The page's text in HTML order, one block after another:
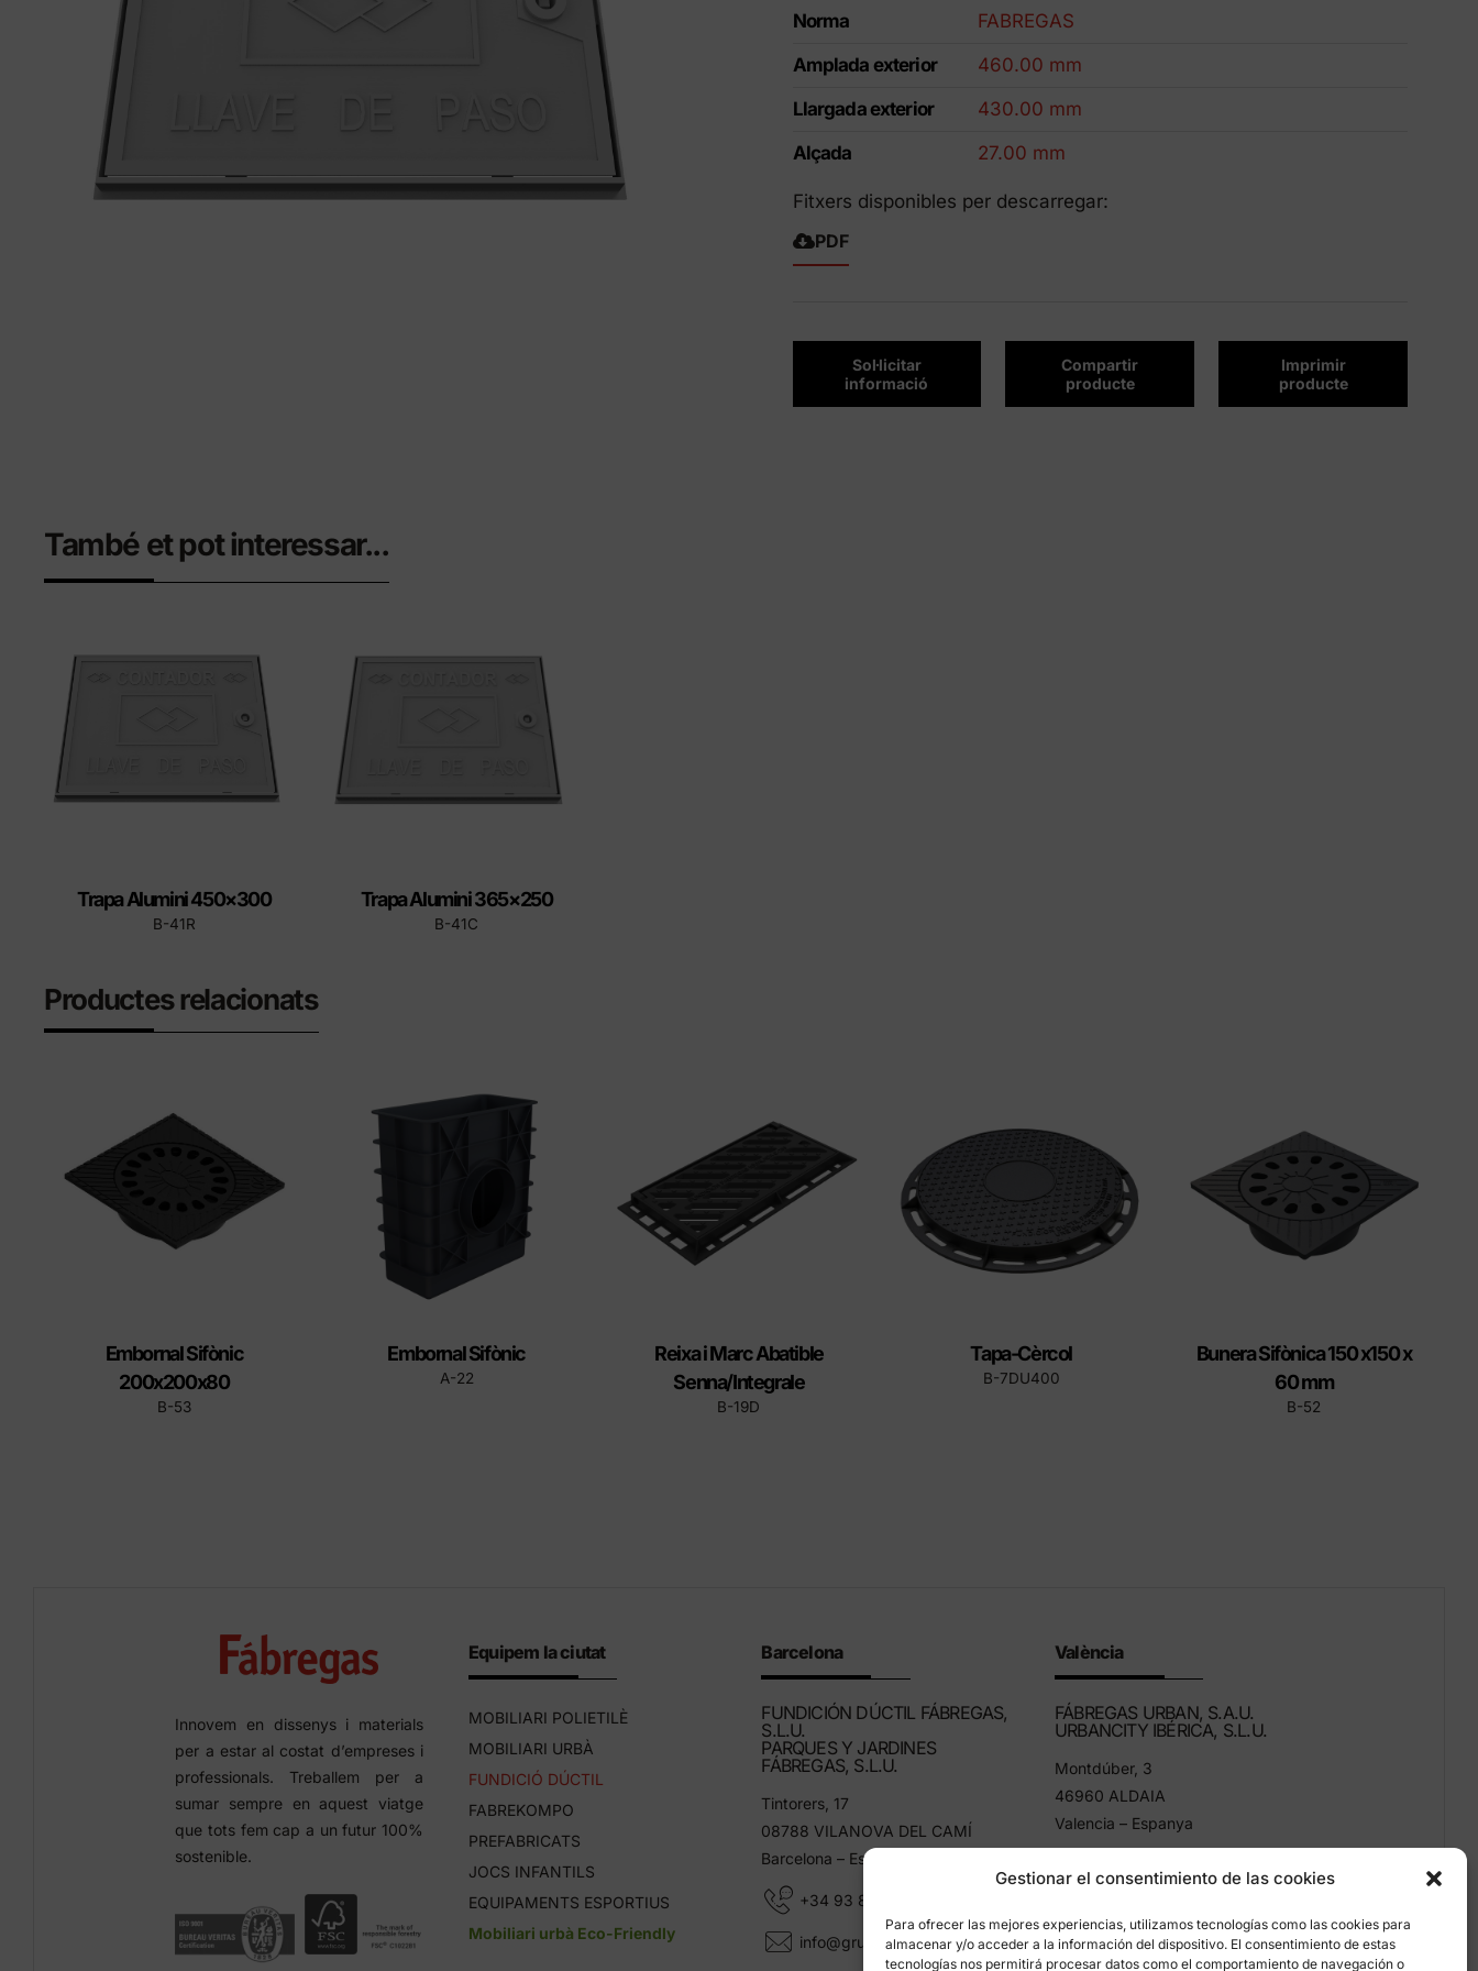
Gestionar el consentimiento de las cookies
Para ofrecer las mejores experiencias, utilizamos tecnologías como las cookies para
almacenar y/o acceder a la información del dispositivo. El consentimiento de estas
tecnologías nos permitirá procesar datos como el comportamiento de navegación o
Productes Eco-Friendly
Norma
FABREGAS
Amplada exterior
460.00 mm
Llargada exterior
430.00 mm
Alçada
27.00 mm
Fitxers disponibles per descarregar:
PDF
Sol·licitar
informació
Compartir
producte
Imprimir
producte
També et pot interessar...
Trapa Alumini 450×300
B-41R
Trapa Alumini 365×250
B-41C
Productes relacionats
Embornal Sifònic
200x200x80
B-53
Embornal Sifònic
A-22
Reixa i Marc Abatible
Senna/Integrale
B-19D
Tapa-Cèrcol
B-7DU400
Bunera Sifònica 150 x150 x
60 mm
B-52
Innovem en dissenys i materials
per a estar al costat d’empreses i
professionals. Treballem per a
sumar sempre en aquest viatge
que tots fem cap a un futur 100%
sostenible.
Equipem la ciutat
MOBILIARI POLIETILÈ
MOBILIARI URBÀ
FUNDICIÓ DÚCTIL
FABREKOMPO
PREFABRICATS
JOCS INFANTILS
EQUIPAMENTS ESPORTIUS
Mobiliari urbà Eco-Friendly
Barcelona
FUNDICIÓN DÚCTIL FÁBREGAS,
S.L.U.
PARQUES Y JARDINES
FÁBREGAS, S.L.U.
Tintorers, 17
08788 VILANOVA DEL CAMÍ
Barcelona – Espanya
+34 93 805 11 25
info@grupfabregas.com
València
FÁBREGAS URBAN, S.A.U.
URBANCITY IBÉRICA, S.L.U.
Montdúber, 3
46960 ALDAIA
Valencia – Espanya